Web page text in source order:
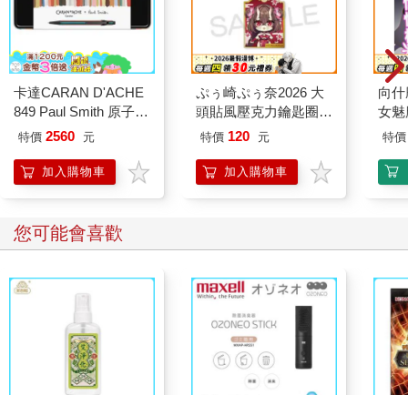
卡達CARAN D'ACHE
849 Paul Smith 原子筆
ED.5 條紋黑
特價 2560 元
加入購物車
ぷぅ崎ぷぅ奈2026 大
頭貼風壓克力鑰匙圈-
Q版楓旗袍ver
特價 120 元
加入購物車
向
女
特價
您可能會喜歡